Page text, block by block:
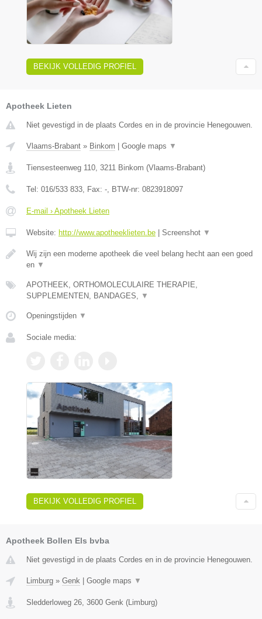
BEKIJK VOLLEDIG PROFIEL
Apotheek Lieten
Niet gevestigd in de plaats Cordes en in de provincie Henegouwen.
Vlaams-Brabant » Binkom | Google maps ▼
Tiensesteenweg 110 3211 Binkom (Vlaams-Brabant)
Tel: 016/533 833 , Fax: - , BTW-nr: 0823918097
E-mail › Apotheek Lieten
Website: http://www.apotheeklieten.be | Screenshot ▼
Wij zijn een moderne apotheek die veel belang hecht aan een goed
en ▼
APOTHEEK, ORTHOMOLECULAIRE THERAPIE,
SUPPLEMENTEN, BANDAGES,
▼
Openingstijden ▼
Sociale media:
BEKIJK VOLLEDIG PROFIEL
Apotheek Bollen Els bvba
Niet gevestigd in de plaats Cordes en in de provincie Henegouwen.
Limburg » Genk Google maps ▼
Sledderloweg 26, 3600 Genk (Limburg)